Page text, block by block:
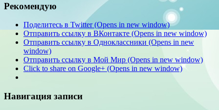
Рекомендую
Поделитесь в Twitter (Opens in new window)
Отправить ссылку в ВКонтакте (Opens in new window)
Отправить ссылку в Одноклассники (Opens in new
window)
Отправить ссылку в Мой Мир (Opens in new window)
Click to share on Google+ (Opens in new window)
Навигация записи